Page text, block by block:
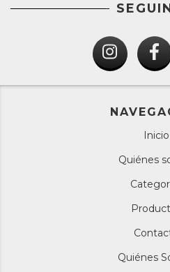
Inicio
Quiénes
Quiénes